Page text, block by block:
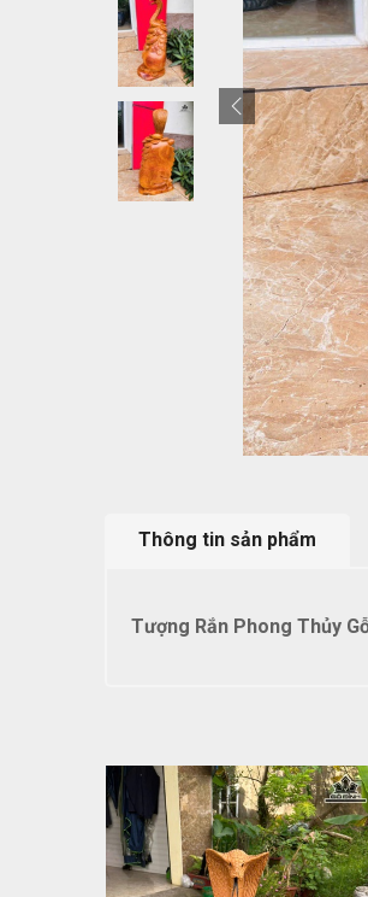
Thông tin sản phẩm
Tượng Rắn Phong Thủy